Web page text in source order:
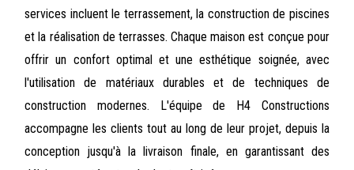
services incluent le terrassement, la construction de piscines
et la réalisation de terrasses. Chaque maison est conçue pour
offrir un confort optimal et une esthétique soignée, avec
l'utilisation de matériaux durables et de techniques de
construction modernes. L'équipe de H4 Constructions
accompagne les clients tout au long de leur projet, depuis la
conception jusqu'à la livraison finale, en garantissant des